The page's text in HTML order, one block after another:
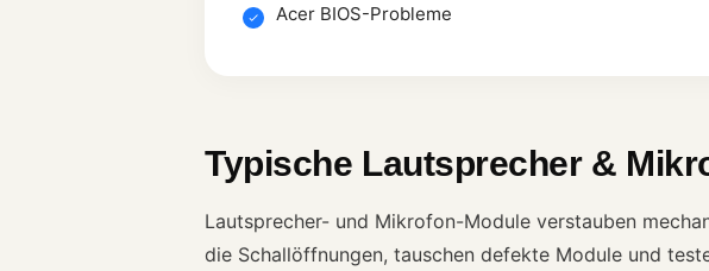
Acer BIOS-Probleme
Typische Lautsprecher &
Lautsprecher- und Mikrofon-Module verstauben
die Schallöffnungen, tauschen defekte Module und